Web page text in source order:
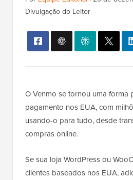
Divulgação do Leitor
O Venmo se tornou uma forma
pagamento nos EUA, com
usando-o para tudo, desde
compras online.
Se sua loja WordPress ou
clientes baseados nos EUA,